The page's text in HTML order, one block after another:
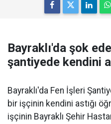
Bayraklı'da şok
şantiyede kendini
Bayraklı'da Fen İşleri
bir işçinin kendini astığı
işçinin Bayraklı Şehir